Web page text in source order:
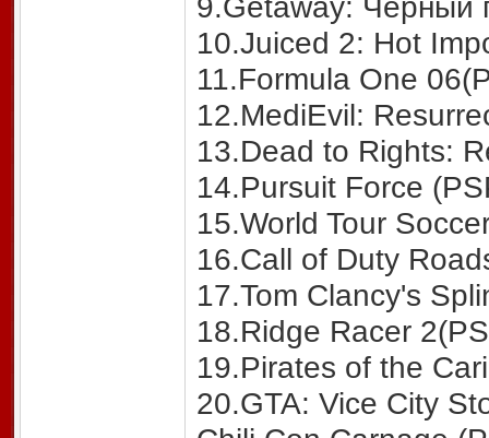
10.Juiced 2: Hot
11.Formula One
12.MediEvil:
13.Dead to Rights:
14.Pursuit Force
15.World Tour
16.Call of Duty
17.Tom Clancy's
18.Ridge Racer
19.Pirates of the
20.GTA: Vice City